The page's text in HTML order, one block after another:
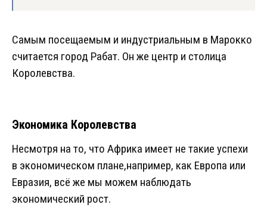
Самым посещаемым и индустриальным в Марокко
считается город Рабат. Он же центр и столица
Королевства.
Экономика Королевства
Несмотря на то, что Африка имеет не такие успехи
в экономическом плане,например, как Европа или
Евразия, всё же мы можем наблюдать
экономический рост.